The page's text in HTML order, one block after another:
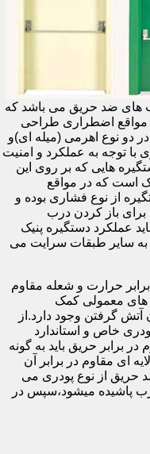
های ضد حریق می باشد که
مواقع اضطراری طراحی
نوع اهرمی (میله ای)و
توجه به عملکرد و امنیت
هایی که بر روی این
است که در مواقع
از نوع فشاری بوده و
باز کردن درب
عملکرد دستگیره پنیک
به سایر طبقات سرایت می
حرارت و شعله مقاوم
های معمولی کمک
گرفتن وجود دارد.از
خاص و استاندارد
برابر حریق باید به گونه
ای مقاوم در برابر آن
حریق از نوع پودری می
پاشیده میشود،سپس در